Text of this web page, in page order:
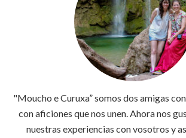
"Moucho e Curuxa” somos dos amigas
con aficiones que nos unen. Ahora nos
nuestras experiencias con vosotros y